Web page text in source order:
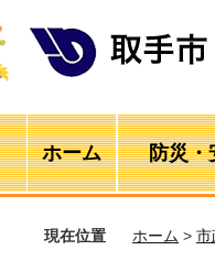
ホーム 防災・
現在位置 ホーム > 市